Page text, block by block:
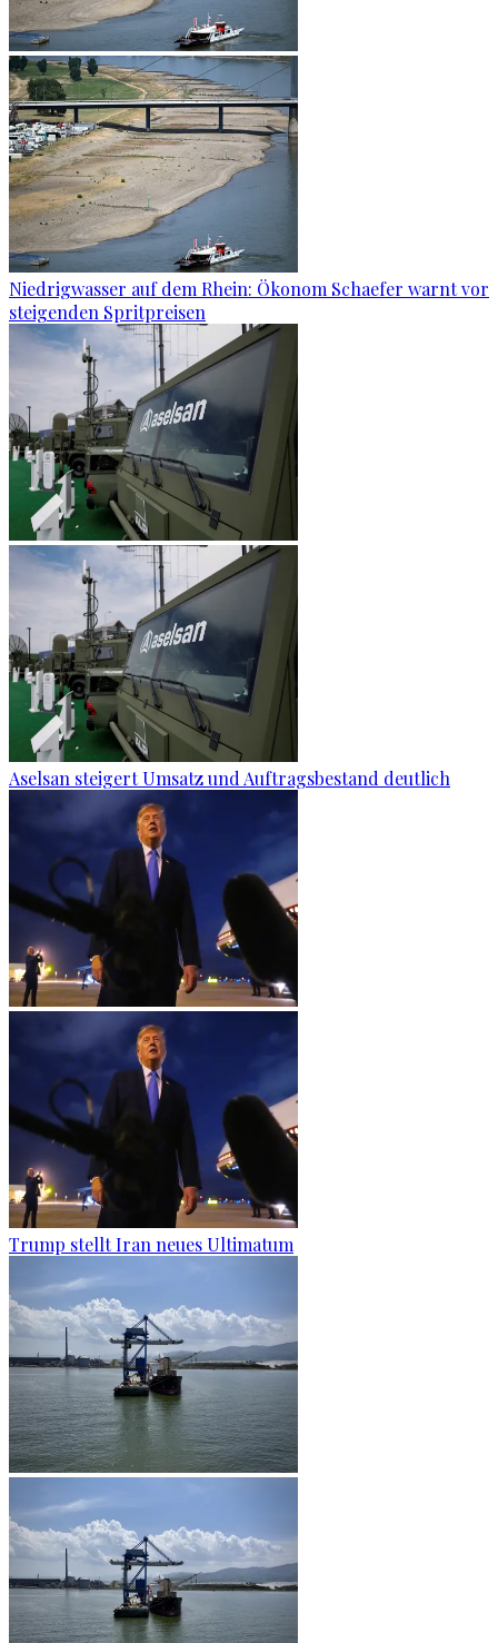
Niedrigwasser auf dem Rhein: Ökonom Schaefer warnt vor
steigenden Spritpreisen
Aselsan steigert Umsatz und Auftragsbestand deutlich
Trump stellt Iran neues Ultimatum